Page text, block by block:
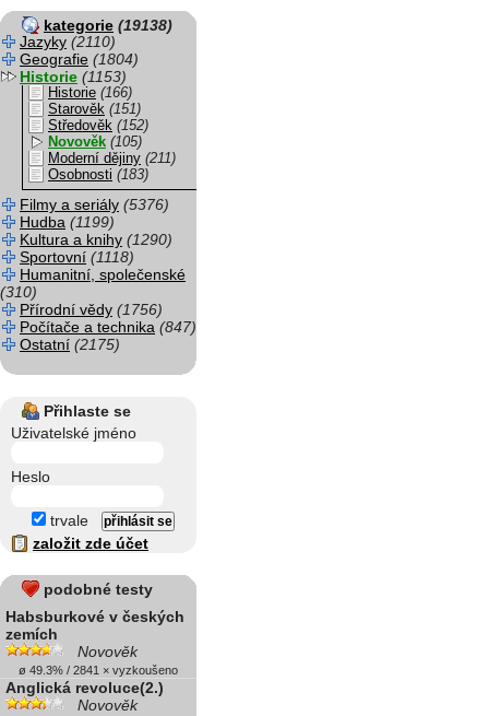
kategorie (19138)
Jazyky (2110)
Geografie (1804)
Historie (1153)
Historie (166)
Starověk (151)
Středověk (152)
Novověk (105)
Moderní dějiny (211)
Osobnosti (183)
Filmy a seriály (5376)
Hudba (1199)
Kultura a knihy (1290)
Sportovní (1118)
Humanitní, společenské
(310)
Přírodní vědy (1756)
Počítače a technika (847)
Ostatní (2175)
Přihlaste se
Uživatelské jméno
Heslo
trvale
založit zde účet
podobné testy
Habsburkové v českých
zemích
Novověk
ø 49.3% / 2841 × vyzkoušeno
Anglická revoluce(2.)
Novověk